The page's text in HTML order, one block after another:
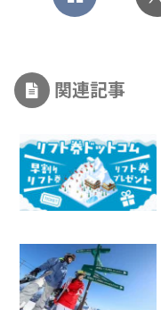
関連記事